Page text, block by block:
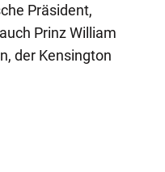
Präsident,
Prinz William
der Kensington